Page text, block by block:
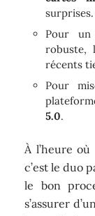
surprises.
Pour un
robuste,
récents
Pour
5.0.
À l’heure
c’est le duo
le bon
s’assurer